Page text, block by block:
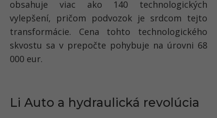
obsahuje viac ako 140 technologických
vylepšení, pričom podvozok je srdcom tejto
transformácie. Cena tohto technologického
skvostu sa v prepočte pohybuje na úrovni 68
000 eur.
Li Auto a hydraulická revolúcia